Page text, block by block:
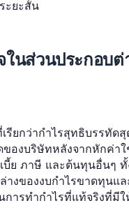
ะยะสั้น
ในส่วนประกอบต่
รียกว่ากำไรสุทธิบรรทัด
ของบริษัทหลังจากหักค่าใ
บี้ย ภาษี และต้นทุนอื่นๆ
างของงบกำไรขาดทุนแ
การทำกำไรที่แท้จริงที่มี